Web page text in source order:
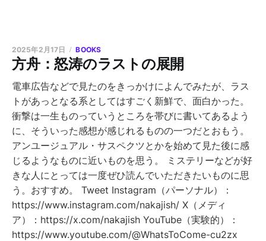
方舟：怒涛のラストの展開
2025年2月17日 BOOKS
電車広告などで見たのをきっかけによんでみたが、ラス
トがあっとなる系としてはすごく新鮮で、面白かった。
衝撃は一生ものっていうところを帯びに書いてあるよう
に、そういった感想が感じれるものの一つだとおもう。
アンユージュアル・サスペクツとかを始めて見た後に感
じるようなものに近いものを思う。 ミステリーなどが好
きな人にとっては一度ぜひ読んでいただきたいものに思
う。おすすめ。 Tweet Instagram（パーソナル）：
https://www.instagram.com/nakajish/ X（メディ
ア）：https://x.com/nakajish YouTube（実験的）：
https://www.youtube.com/@WhatsToCome-cu2zx